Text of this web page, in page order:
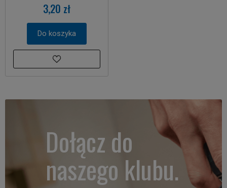
3,20 zł
Do koszyka
Dołącz do
naszego klubu.